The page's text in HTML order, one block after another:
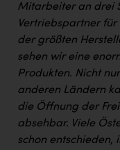
TGW Logistics
TRAILOMAT &
Vier Diamanten
Vorlagenportal
Wir besiegen Krebs
Mitarbeiter an drei
Vertriebspartner
der größten
sehen wir eine
Produkten. Nicht
anderen Ländern
die Öffnung der
absehbar. Viele
schon entschieden,